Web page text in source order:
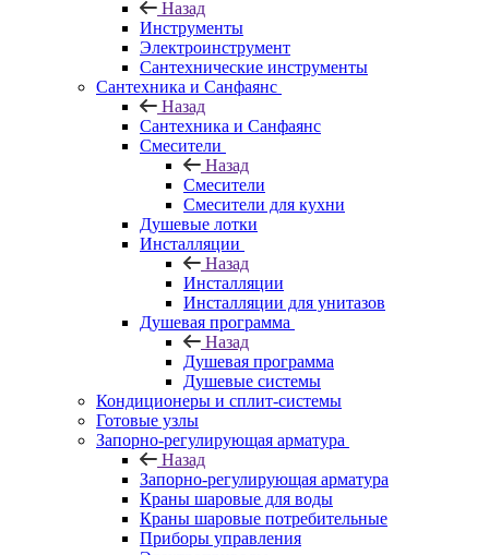
Назад
Инструменты
Электроинструмент
Сантехнические инструменты
Сантехника и Санфаянс
Назад
Сантехника и Санфаянс
Смесители
Назад
Смесители
Смесители для кухни
Душевые лотки
Инсталляции
Назад
Инсталляции
Инсталляции для унитазов
Душевая программа
Назад
Душевая программа
Душевые системы
Кондиционеры и сплит-системы
Готовые узлы
Запорно-регулирующая арматура
Назад
Запорно-регулирующая арматура
Краны шаровые для воды
Краны шаровые потребительные
Приборы управления